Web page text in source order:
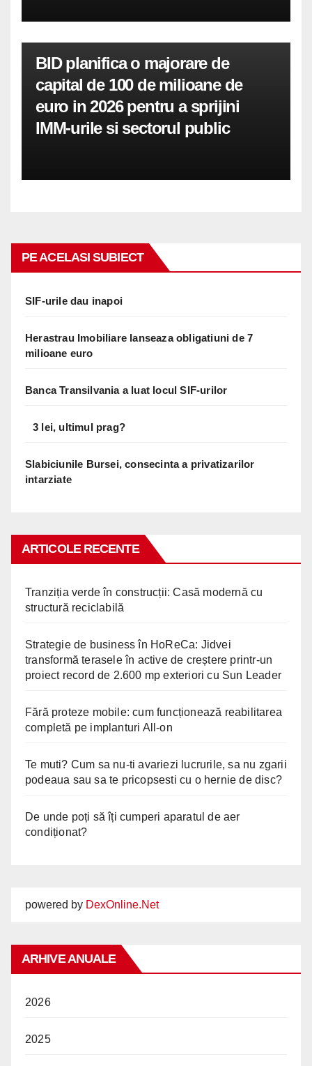
BID planifica o majorare de
capital de 100 de milioane de
euro in 2026 pentru a sprijini
IMM-urile si sectorul public
PE ACELASI SUBIECT
SIF-urile dau inapoi
Herastrau Imobiliare lanseaza obligatiuni de 7
milioane euro
Banca Transilvania a luat locul SIF-urilor
3 lei, ultimul prag?
Slabiciunile Bursei, consecinta a privatizarilor
intarziate
ARTICOLE RECENTE
Tranziția verde în construcții: Casă modernă cu
structură reciclabilă
Strategie de business în HoReCa: Jidvei
transformă terasele în active de creștere printr-un
proiect record de 2.600 mp exteriori cu Sun Leader
Fără proteze mobile: cum funcționează reabilitarea
completă pe implanturi All-on
Te muti? Cum sa nu-ti avariezi lucrurile, sa nu zgarii
podeaua sau sa te pricopsesti cu o hernie de disc?
De unde poți să îți cumperi aparatul de aer
condiționat?
powered by DexOnline.Net
ARHIVE ANUALE
2026
2025